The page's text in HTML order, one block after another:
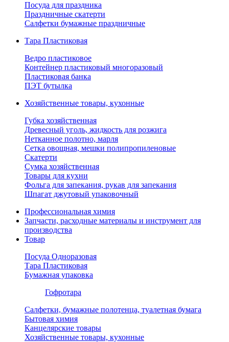
Посуда для праздника
Праздничные скатерти
Салфетки бумажные праздничные
Тара Пластиковая
Ведро пластиковое
Контейнер пластиковый многоразовый
Пластиковая банка
ПЭТ бутылка
Хозяйственные товары, кухонные
Губка хозяйственная
Древесный уголь, жидкость для розжига
Нетканное полотно, марля
Сетка овощная, мешки полипропиленовые
Скатерти
Сумка хозяйственная
Товары для кухни
Фольга для запекания, рукав для запекания
Шпагат джутовый упаковочный
Профессиональная химия
Запчасти, расходные материалы и инструмент для
производства
Товар
Посуда Одноразовая
Тара Пластиковая
Бумажная упаковка
Гофротара
Салфетки, бумажные полотенца, туалетная бумага
Бытовая химия
Канцелярские товары
Хозяйственные товары, кухонные